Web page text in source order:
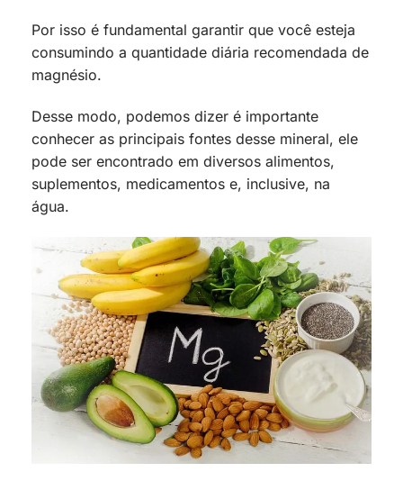
Por isso é fundamental garantir que você esteja
consumindo a quantidade diária recomendada de
magnésio.
Desse modo, podemos dizer é importante
conhecer as principais fontes desse mineral, ele
pode ser encontrado em diversos alimentos,
suplementos, medicamentos e, inclusive, na
água.